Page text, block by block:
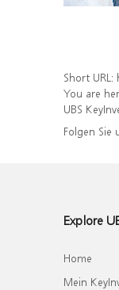
Short URL:
You are
UBS
Folgen Sie
Explore
Home
Mein